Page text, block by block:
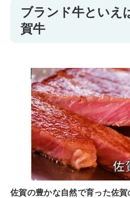
ブランド牛といえ
賀牛
佐賀の豊かな自然で育った佐